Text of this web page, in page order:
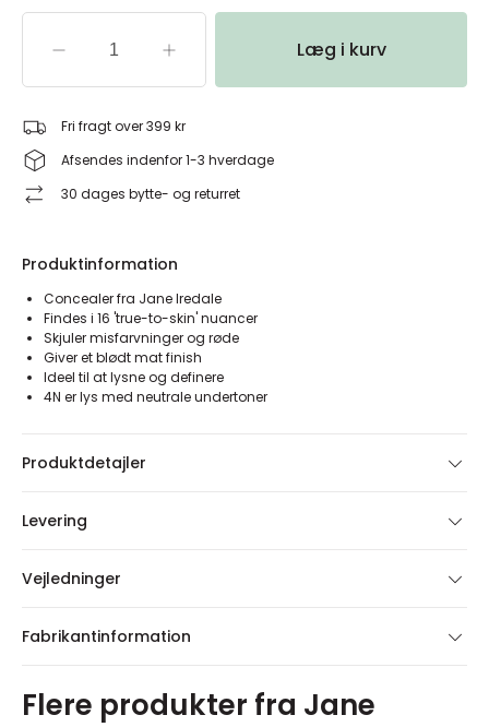
Læg i kurv
Fri fragt over 399 kr
Afsendes indenfor 1-3 hverdage
30 dages bytte- og returret
Produktinformation
Concealer fra Jane Iredale
Findes i 16 'true-to-skin' nuancer
Skjuler misfarvninger og røde
Giver et blødt mat finish
Ideel til at lysne og definere
4N er lys med neutrale undertoner
Produktdetajler
Levering
Vejledninger
Fabrikantinformation
Flere produkter fra Jane